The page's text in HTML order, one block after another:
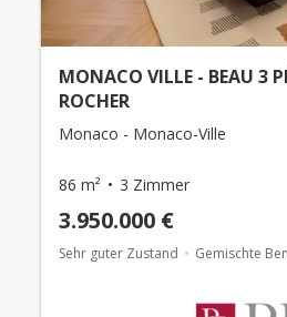
MONACO VILLE - BEAU 3
ROCHER
Monaco - Monaco-Ville
86 m² 3 Zimmer
3.950.000 €
Sehr guter Zustand Gemischte